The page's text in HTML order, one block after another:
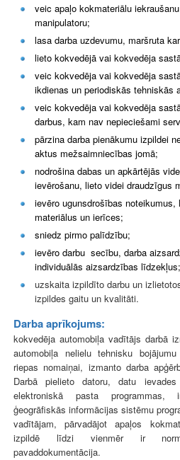
veic apaļo kokmateriālu
manipulatoru;
lasa darba uzdevumu, maršruta
lieto kokvedējā vai kokvedēja
veic kokvedēja vai kokvedēja
ikdienas un periodiskās tehniskās
veic kokvedēja vai kokvedēja
darbus, kam nav nepieciešami
pārzina darba pienākumu izpildei
aktus mežsaimniecības jomā;
nodrošina dabas un apkārtējās
ievērošanu, lieto videi draudzīgus
ievēro ugunsdrošības noteikumus,
materiālus un ierīces;
sniedz pirmo palīdzību;
ievēro darbu secību, darba
individuālās aizsardzības līdzekļus;
uzskaita izpildīto darbu un
izpildes gaitu un kvalitāti.
Darba aprīkojums:
kokvedēja automobiļa vadītājs darbā
automobiļa nelielu tehnisku
riepas nomaiņai, izmanto darba
Darbā pielieto datoru, datu
elektroniskā pasta programmas,
ģeogrāfiskās informācijas sistēmu
vadītājam, pārvadājot apaļos
izpildē līdzi vienmēr ir
pavaddokumentācija.